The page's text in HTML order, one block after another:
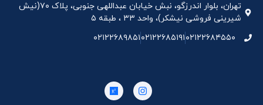
تهران، بلوار اندرزگو، نبش خیابان عبداللهی جنوبی، پلاک ۷۰(نیش
شیرینی فروشی نیشکر)، واحد ۳۳ ، طبقه ۵
۰۲۱۲۲۶۸۴۵۵۰۰۲۱۲۲۶۸۵۱۹۱۰۲۱۲۲۶۸۹۸۵۱